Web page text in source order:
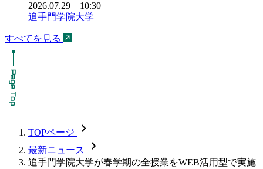
2026.07.29 10:30
追手門学院大学
すべてを見る
TOPページ chevron_forward
最新ニュース chevron_forward
追手門学院大学が春学期の全授業をWEB活用型で実施